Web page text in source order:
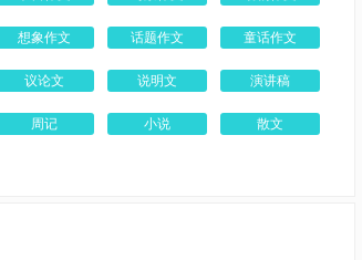
想象作文 话题作文 童话作文
议论文 说明文 演讲稿
周记 小说 散文